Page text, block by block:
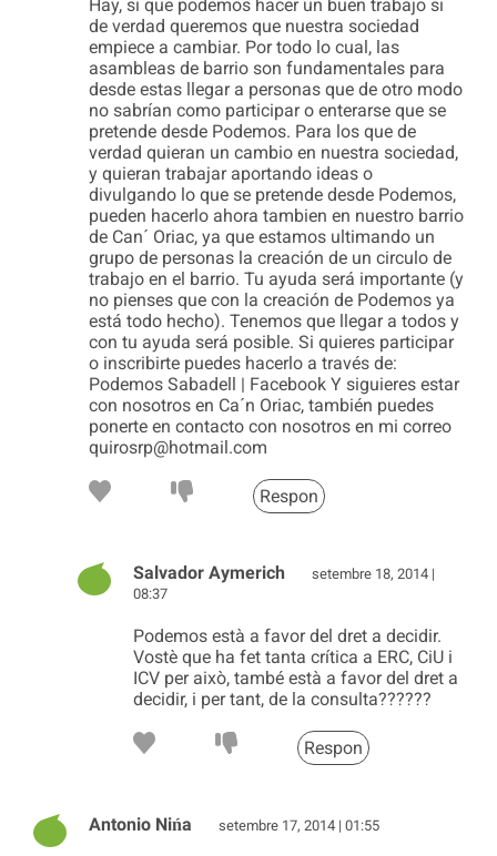
Hay, si que podemos hacer un buen trabajo si
de verdad queremos que nuestra sociedad
empiece a cambiar. Por todo lo cual, las
asambleas de barrio son fundamentales para
desde estas llegar a personas que de otro modo
no sabrían como participar o enterarse que se
pretende desde Podemos. Para los que de
verdad quieran un cambio en nuestra sociedad,
y quieran trabajar aportando ideas o
divulgando lo que se pretende desde Podemos,
pueden hacerlo ahora tambien en nuestro barrio
de Can´ Oriac, ya que estamos ultimando un
grupo de personas la creación de un circulo de
trabajo en el barrio. Tu ayuda será importante (y
no pienses que con la creación de Podemos ya
está todo hecho). Tenemos que llegar a todos y
con tu ayuda será posible. Si quieres participar
o inscribirte puedes hacerlo a través de:
Podemos Sabadell | Facebook Y siguieres estar
con nosotros en Ca´n Oriac, también puedes
ponerte en contacto con nosotros en mi correo
quirosrp@hotmail.com
Respon
Salvador Aymerich
setembre 18, 2014 |
08:37
Podemos està a favor del dret a decidir.
Vostè que ha fet tanta crítica a ERC, CiU i
ICV per això, també està a favor del dret a
decidir, i per tant, de la consulta??????
Respon
Antonio Nińa setembre 17, 2014 | 01:55